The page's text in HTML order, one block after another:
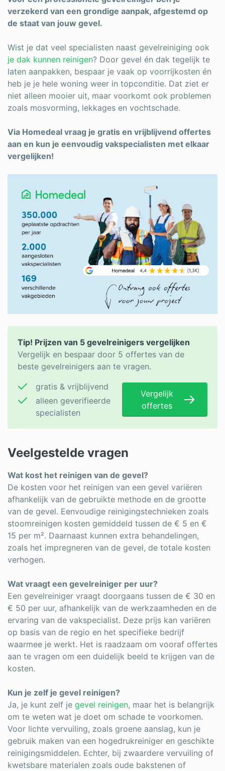
verzekerd van een grondige aanpak, afgestemd op
de staat van jouw gevel.
Wist je dat veel specialisten naast gevelreiniging ook
je dak kunnen reinigen? Door gevel én dak tegelijk te
laten aanpakken, bespaar je vaak op voorrijkosten én
heb je je hele woning weer in topconditie. Dat ziet er
niet alleen mooier uit, maar voorkomt ook problemen
zoals mosvorming, lekkages en vochtschade.
Via Homedeal vraag je gratis en vrijblijvend offertes
aan en kun je eenvoudig vakspecialisten met elkaar
vergelijken!
Tip! Prijzen van 5 gevelreinigers vergelijken
Vergelijk en bespaar door 5 offertes van de
beste gevelreinigers aan te vragen.
gratis & vrijblijvend
alleen geverifieerde
specialisten
Vergelijk
offertes
Veelgestelde vragen
Wat kost het reinigen van de gevel?
De kosten voor het reinigen van een gevel variëren
afhankelijk van de gebruikte methode en de grootte
van de gevel. Eenvoudige reinigingstechnieken zoals
stoomreinigen kosten gemiddeld tussen de € 5 en €
15 per m². Daarnaast kunnen extra behandelingen,
zoals het impregneren van de gevel, de totale kosten
verhogen.
Wat vraagt een gevelreiniger per uur?
Een gevelreiniger vraagt doorgaans tussen de € 30 en
€ 50 per uur, afhankelijk van de werkzaamheden en de
ervaring van de vakspecialist. Deze prijs kan variëren
op basis van de regio en het specifieke bedrijf
waarmee je werkt. Het is raadzaam om vooraf offertes
aan te vragen om een duidelijk beeld te krijgen van de
kosten.
Kun je zelf je gevel reinigen?
Ja, je kunt zelf je gevel reinigen, maar het is belangrijk
om te weten wat je doet om schade te voorkomen.
Voor lichte vervuiling, zoals groene aanslag, kun je
gebruik maken van een hogedrukreiniger en geschikte
reinigingsmiddelen. Echter, bij zwaardere vervuiling of
kwetsbare materialen zoals oude bakstenen of